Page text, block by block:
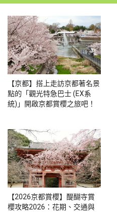
【京都】搭上走訪京都著名景
點的「觀光特急巴士 (EX系
統)」開啟京都賞櫻之旅吧！
【2026京都賞櫻】醍醐寺賞
櫻攻略2026：花期、交通與